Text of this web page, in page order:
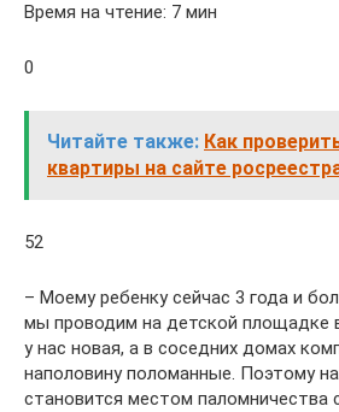
Время на чтение: 7 мин
0
Читайте также: Как
квартиры на сайте
52
– Моему ребенку сейчас 3 года и
мы проводим на детской площадке
у нас новая, а в соседних домах
наполовину поломанные. Поэтому
становится местом паломничества